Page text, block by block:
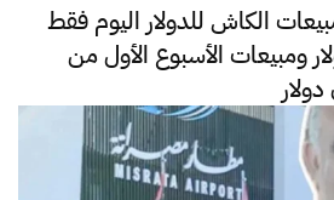
الكاش للدولار اليوم فقط
دولار ومبيعات الأسبوع الأول من